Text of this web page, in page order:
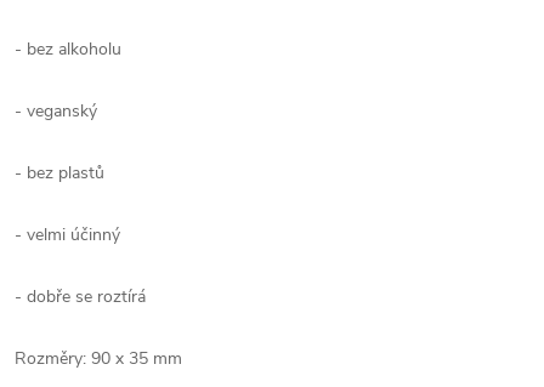
- bez alkoholu
- veganský
- bez plastů
- velmi účinný
- dobře se roztírá
Rozměry: 90 x 35 mm